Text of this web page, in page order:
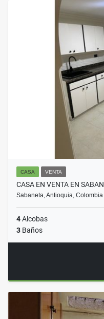
CASA VENTA
CASA EN VENTA EN
Sabaneta, Antioquia, Colombia
4Alcobas
3 Baños